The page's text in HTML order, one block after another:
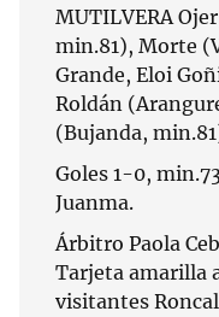
MUTILVERA
min.81), Morte
Grande, Eloi
Roldán
(Bujanda,
Goles 1-0,
Juanma.
Árbitro Paola
Tarjeta amarilla
visitantes